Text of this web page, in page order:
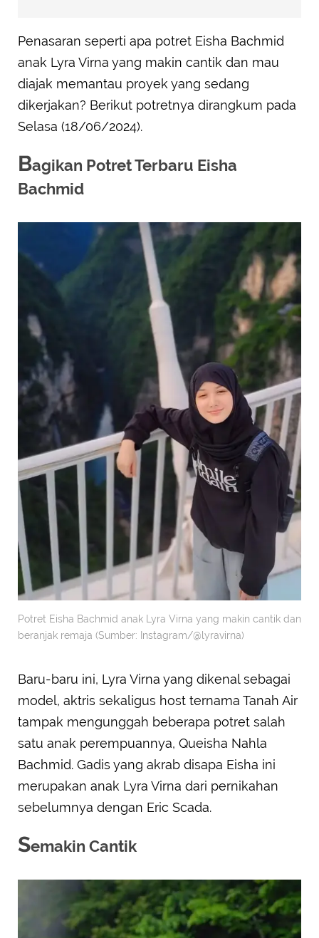
Penasaran seperti apa potret Eisha Bachmid
anak Lyra Virna yang makin cantik dan mau
diajak memantau proyek yang sedang
dikerjakan? Berikut potretnya dirangkum pada
Selasa (18/06/2024).
Bagikan Potret Terbaru Eisha
Bachmid
Potret Eisha Bachmid anak Lyra Virna yang makin cantik dan
beranjak remaja (Sumber: Instagram/@lyravirna)
Baru-baru ini, Lyra Virna yang dikenal sebagai
model, aktris sekaligus host ternama Tanah Air
tampak mengunggah beberapa potret salah
satu anak perempuannya, Queisha Nahla
Bachmid. Gadis yang akrab disapa Eisha ini
merupakan anak Lyra Virna dari pernikahan
sebelumnya dengan Eric Scada.
Semakin Cantik